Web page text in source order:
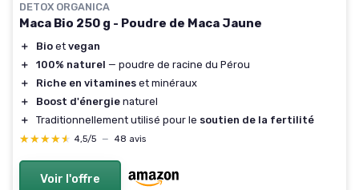
DETOX ORGANICA
Maca Bio 250 g - Poudre de Maca Jaune
＋ Bio et vegan
＋
100% naturel — poudre de racine du Pérou
＋
Riche en vitamines et minéraux
＋
Boost d'énergie naturel
＋
Traditionnellement utilisé pour le soutien de la fertilité
★★★★★
★★★★★ 4,5/5 — 48 avis
Voir l'offre